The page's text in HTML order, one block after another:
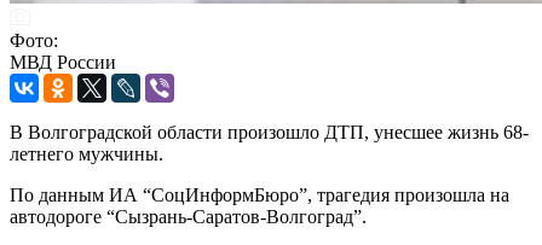
Фото:
МВД России
В Волгоградской области произошло ДТП, унесшее жизнь 68-
летнего мужчины.
По данным ИА “СоцИнформБюро”, трагедия произошла на
автодороге “Сызрань-Саратов-Волгоград”.